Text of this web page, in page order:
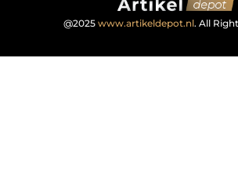
@2025 www.artikeldepot.nl. All